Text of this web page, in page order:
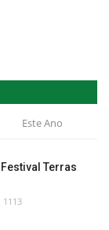
Este Ano
Terras
1113